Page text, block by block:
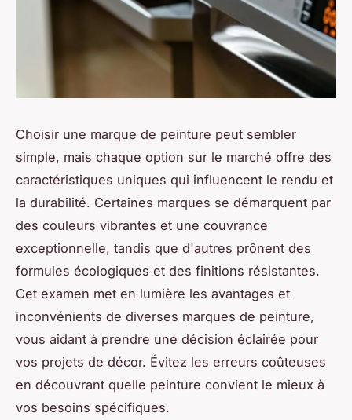
Choisir une marque de peinture peut sembler
simple, mais chaque option sur le marché offre des
caractéristiques uniques qui influencent le rendu et
la durabilité. Certaines marques se démarquent par
des couleurs vibrantes et une couvrance
exceptionnelle, tandis que d'autres prônent des
formules écologiques et des finitions résistantes.
Cet examen met en lumière les avantages et
inconvénients de diverses marques de peinture,
vous aidant à prendre une décision éclairée pour
vos projets de décor. Évitez les erreurs coûteuses
en découvrant quelle peinture convient le mieux à
vos besoins spécifiques.